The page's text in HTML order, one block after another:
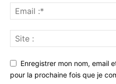
Enregistrer mon nom, email
pour la prochaine fois que je